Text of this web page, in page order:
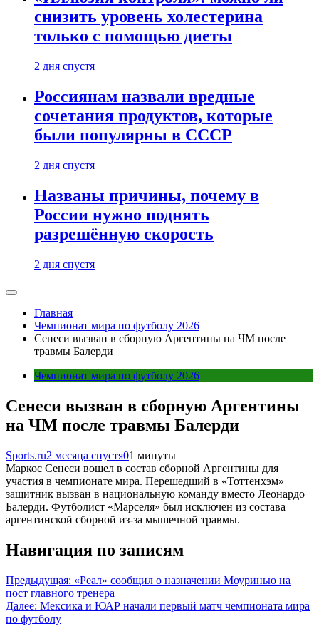
снизить уровень холестерина
только с помощью диеты
2 дня спустя
Россиянам назвали вредные
сочетания продуктов, которые
были популярны в СССР
2 дня спустя
Названы причины, почему в
России нужно поднять
разрешённую скорость
2 дня спустя
Главная
Чемпионат мира по футболу 2026
Cенеси вызван в сборную Аргентины на ЧМ после
травмы Балерди
Чемпионат мира по футболу 2026
Cенеси вызван в сборную Аргентины
на ЧМ после травмы Балерди
Sports.ru2 месяца спустя01 минуты
Маркос Сенеси вошел в состав сборной Аргентины для
участия в чемпионате мира. Перешедший в «Тоттенхэм»
защитник вызван в национальную команду вместо Леонардо
Балерди. Футболист «Марселя» был исключен из состава
аргентинской сборной из-за мышечной травмы.
Навигация по записям
Предыдущая: «Реал» сообщил о назначении Моуринью на
пост главного тренера
Далее: Мексика и ЮАР начали первый матч чемпионата мира
по футболу